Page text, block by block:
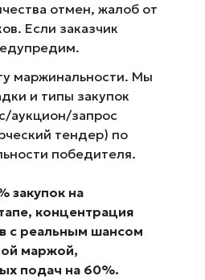
отмен, жалоб от
Если заказчик
маржинальности. Мы
и типы закупок
аукцион/запрос
тендер) по
победителя.
закупок на
концентрация
с реальным шансом
маржой,
подач на 60%.